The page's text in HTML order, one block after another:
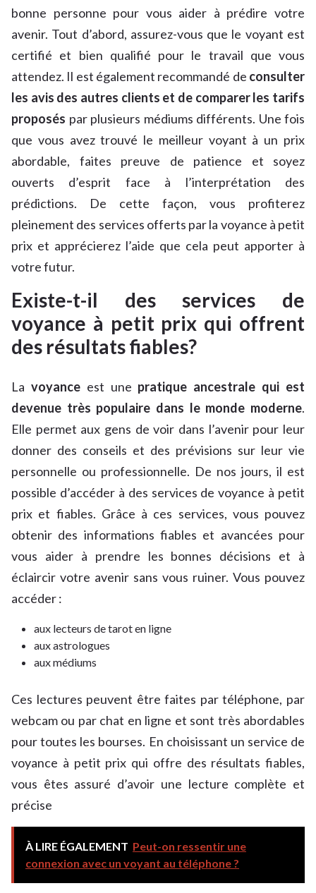
bonne personne pour vous aider à prédire votre
avenir. Tout d’abord, assurez-vous que le voyant est
certifié et bien qualifié pour le travail que vous
attendez. Il est également recommandé de consulter
les avis des autres clients et de comparer les tarifs
proposés par plusieurs médiums différents. Une fois
que vous avez trouvé le meilleur voyant à un prix
abordable, faites preuve de patience et soyez
ouverts d’esprit face à l’interprétation des
prédictions. De cette façon, vous profiterez
pleinement des services offerts par la voyance à petit
prix et apprécierez l’aide que cela peut apporter à
votre futur.
Existe-t-il des services de
voyance à petit prix qui offrent
des résultats fiables?
La voyanceest une pratique ancestrale qui est
devenue très populaire dans le monde moderne.
Elle permet aux gens de voir dans l’avenir pour leur
donner des conseils et des prévisions sur leur vie
personnelle ou professionnelle. De nos jours, il est
possible d’accéder à des services de voyance à petit
prix et fiables. Grâce à ces services, vous pouvez
obtenir des informations fiables et avancées pour
vous aider à prendre les bonnes décisions et à
éclaircir votre avenir sans vous ruiner. Vous pouvez
accéder :
aux lecteurs de tarot en ligne
aux astrologues
aux médiums
Ces lectures peuvent être faites par téléphone, par
webcam ou par chat en ligne et sont très abordables
pour toutes les bourses. En choisissant un service de
voyance à petit prix qui offre des résultats fiables,
vous êtes assuré d’avoir une lecture complète et
précise
À LIRE ÉGALEMENT Peut-on ressentir une
connexion avec un voyant au téléphone ?